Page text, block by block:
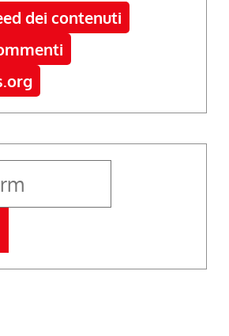
dei contenuti